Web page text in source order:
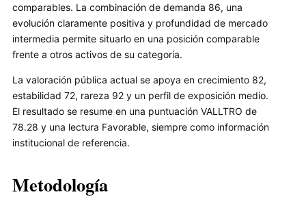
comparables. La combinación de demanda 86, una
evolución claramente positiva y profundidad de mercado
intermedia permite situarlo en una posición comparable
frente a otros activos de su categoría.
La valoración pública actual se apoya en crecimiento 82,
estabilidad 72, rareza 92 y un perfil de exposición medio.
El resultado se resume en una puntuación VALLTRO de
78.28 y una lectura Favorable, siempre como información
institucional de referencia.
Metodología